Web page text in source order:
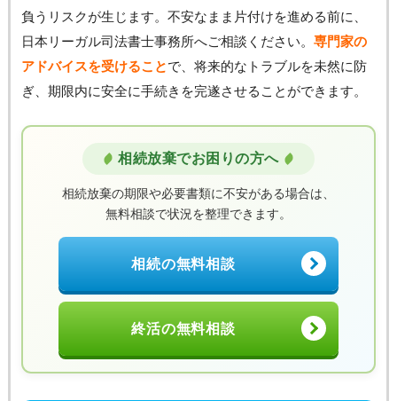
負うリスクが生じます。不安なまま片付けを進める前に、
日本リーガル司法書士事務所へご相談ください。 専門家の
アドバイスを受けることで、将来的なトラブルを未然に防
ぎ、期限内に安全に手続きを完遂させることができます。
相続放棄でお困りの方へ
相続放棄の期限や必要書類に不安がある場合は、
無料相談で状況を整理できます。
相続の無料相談
終活の無料相談